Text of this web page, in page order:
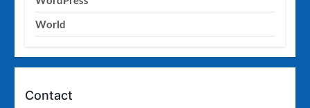
World
Contact